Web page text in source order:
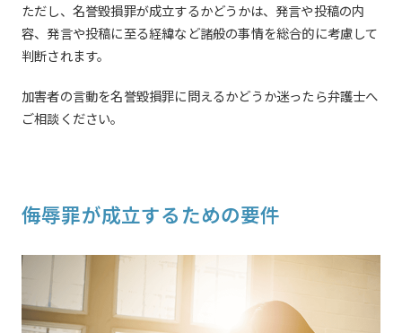
ただし、名誉毀損罪が成立するかどうかは、発言や投稿の内
容、発言や投稿に至る経緯など諸般の事情を総合的に考慮して
判断されます。
加害者の言動を名誉毀損罪に問えるかどうか迷ったら弁護士へ
ご相談ください。
侮辱罪が成立するための要件